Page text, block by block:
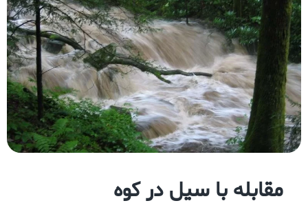
مقابله با سیل در کوه